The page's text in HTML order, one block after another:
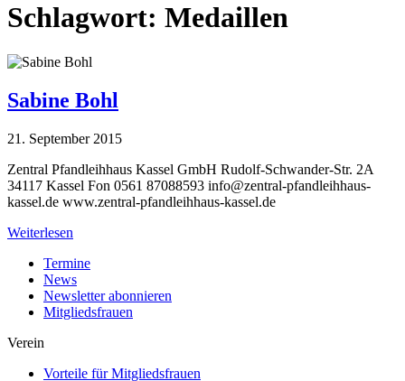
Schlagwort: Medaillen
Sabine Bohl
21. September 2015
Zentral Pfandleihhaus Kassel GmbH Rudolf-Schwander-Str. 2A
34117 Kassel Fon 0561 87088593 info@zentral-pfandleihhaus-
kassel.de www.zentral-pfandleihhaus-kassel.de
Weiterlesen
Termine
News
Newsletter abonnieren
Mitgliedsfrauen
Verein
Vorteile für Mitgliedsfrauen